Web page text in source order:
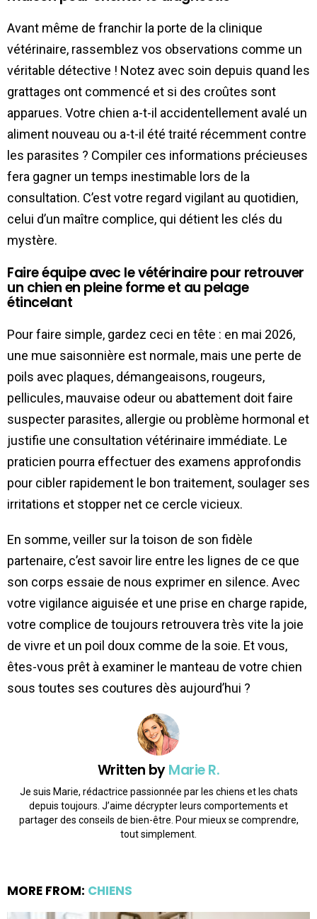
Avant même de franchir la porte de la clinique
vétérinaire, rassemblez vos observations comme un
véritable détective ! Notez avec soin depuis quand les
grattages ont commencé et si des croûtes sont
apparues. Votre chien a-t-il accidentellement avalé un
aliment nouveau ou a-t-il été traité récemment contre
les parasites ? Compiler ces informations précieuses
fera gagner un temps inestimable lors de la
consultation. C’est votre regard vigilant au quotidien,
celui d’un maître complice, qui détient les clés du
mystère.
Faire équipe avec le vétérinaire pour retrouver
un chien en pleine forme et au pelage
étincelant
Pour faire simple, gardez ceci en tête : en mai 2026,
une mue saisonnière est normale, mais une perte de
poils avec plaques, démangeaisons, rougeurs,
pellicules, mauvaise odeur ou abattement doit faire
suspecter parasites, allergie ou problème hormonal et
justifie une consultation vétérinaire immédiate. Le
praticien pourra effectuer des examens approfondis
pour cibler rapidement le bon traitement, soulager ses
irritations et stopper net ce cercle vicieux.
En somme, veiller sur la toison de son fidèle
partenaire, c’est savoir lire entre les lignes de ce que
son corps essaie de nous exprimer en silence. Avec
votre vigilance aiguisée et une prise en charge rapide,
votre complice de toujours retrouvera très vite la joie
de vivre et un poil doux comme de la soie. Et vous,
êtes-vous prêt à examiner le manteau de votre chien
sous toutes ses coutures dès aujourd’hui ?
Written byMarie R.
Je suis Marie, rédactrice passionnée par les chiens et les chats
depuis toujours. J’aime décrypter leurs comportements et
partager des conseils de bien-être. Pour mieux se comprendre,
tout simplement.
MORE FROM: CHIENS